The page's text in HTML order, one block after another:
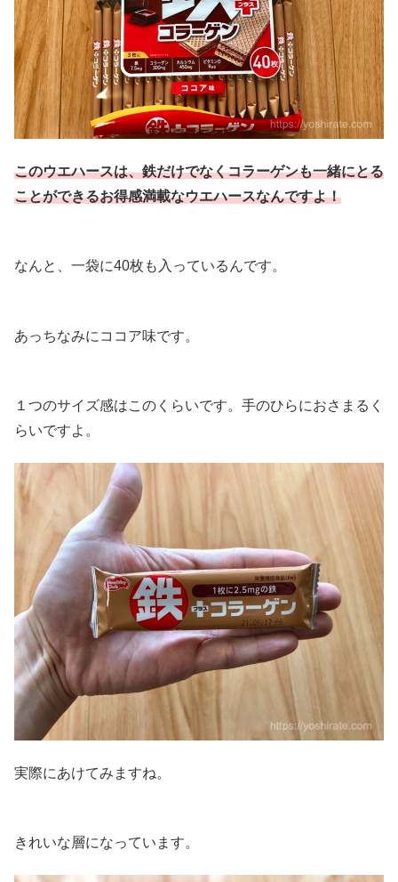
このウエハースは、鉄だけでなくコラーゲンも一緒にとる
ことができるお得感満載なウエハースなんですよ！
なんと、一袋に40枚も入っているんです。
あっちなみにココア味です。
１つのサイズ感はこのくらいです。手のひらにおさまるく
らいですよ。
実際にあけてみますね。
きれいな層になっています。